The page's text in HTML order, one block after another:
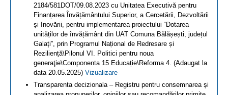
2184/581DOT/09.08.2023 cu Unitatea Executivă pentru
Finanțarea Învățământului Superior, a Cercetării, Dezvoltării
și Inovării, pentru implementarea proiectului “Dotarea
unităților de învățământ din UAT Comuna Bălășești, județul
Galați”, prin Programul Național de Redresare și
Reziliență\Pilonul VI. Politici pentru noua
generaţie\Componenta 15 Educație\Reforma 4. (Adaugat la
data 20.05.2025) Vizualizare
Transparenta decizionala – Registru pentru consemnarea și